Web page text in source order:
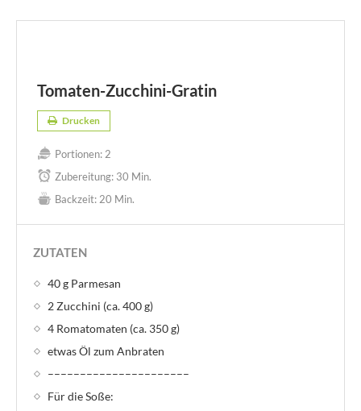
Tomaten-Zucchini-Gratin
Drucken
Portionen: 2
Zubereitung: 30 Min.
Backzeit: 20 Min.
ZUTATEN
40 g Parmesan
2 Zucchini (ca. 400 g)
4 Romatomaten (ca. 350 g)
etwas Öl zum Anbraten
––––––––––––––––––––––
Für die Soße: